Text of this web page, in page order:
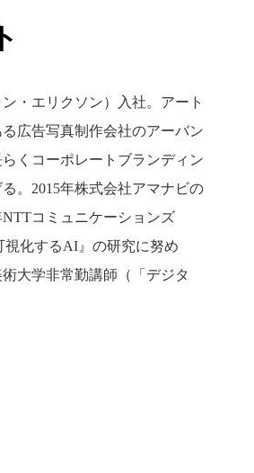
・エリクソン）入社。アート
広告写真制作会社のアーバン
くコーポレートブランディン
。2015年株式会社アマナビの
コミュニケーションズ
視化するAI』の研究に努め
大学非常勤講師（「デジタ